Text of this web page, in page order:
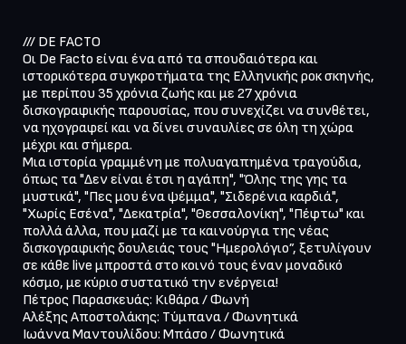
/// DE FACTO
Οι De Facto είναι ένα από τα σπουδαιότερα και
ιστορικότερα συγκροτήματα της Ελληνικής ροκ σκηνής,
με περίπου 35 χρόνια ζωής και με 27 χρόνια
δισκογραφικής παρουσίας, που συνεχίζει να συνθέτει,
να ηχογραφεί και να δίνει συναυλίες σε όλη τη χώρα
μέχρι και σήμερα.
Μια ιστορία γραμμένη με πολυαγαπημένα τραγούδια,
όπως τα "Δεν είναι έτσι η αγάπη", "Όλης της γης τα
μυστικά", "Πες μου ένα ψέμμα", "Σιδερένια καρδιά",
"Χωρίς Εσένα", "Δεκατρία", "Θεσσαλονίκη", "Πέφτω" και
πολλά άλλα, που μαζί με τα καινούργια της νέας
δισκογραφικής δουλειάς τους "Ημερολόγιο”, ξετυλίγουν
σε κάθε live μπροστά στο κοινό τους έναν μοναδικό
κόσμο, με κύριο συστατικό την ενέργεια!
Πέτρος Παρασκευάς: Κιθάρα / Φωνή
Αλέξης Αποστολάκης: Τύμπανα / Φωνητικά
Ιωάννα Μαντουλίδου: Μπάσο / Φωνητικά